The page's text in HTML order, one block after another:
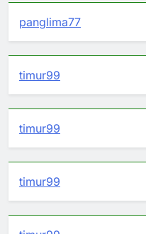
panglima77
timur99
timur99
timur99